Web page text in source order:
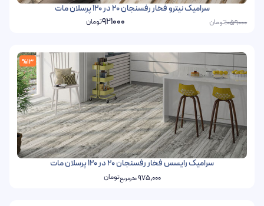
سرامیک نیترو فخار رفسنجان 20 در 120 پرسلان مات
1059000تومان 921000تومان
%13
سرامیک رایسس فخار رفسنجان 20 در 120 پرسلان مات
975,000مترمربعتومان